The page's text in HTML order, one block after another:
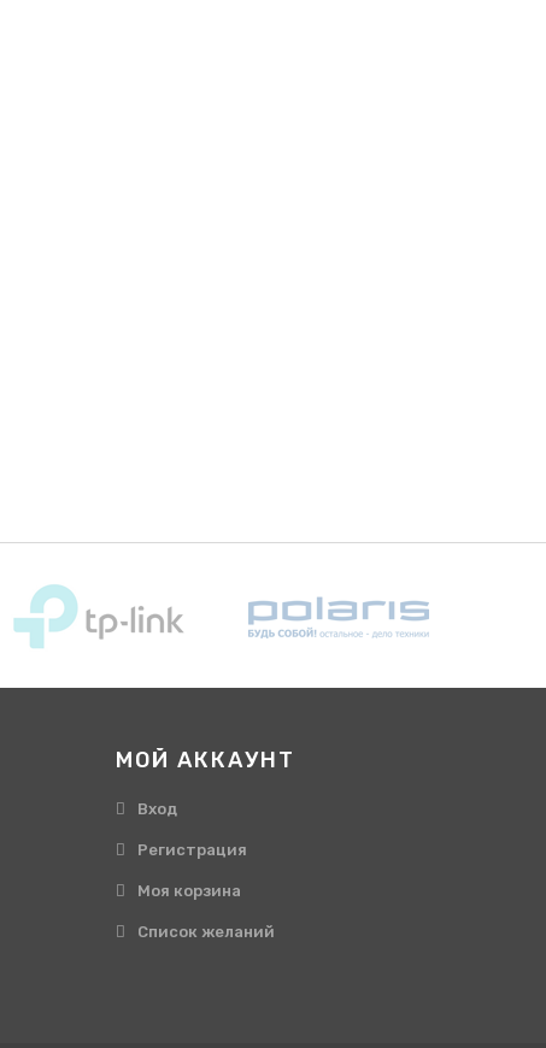
МОЙ АККАУНТ
Вход
Регистрация
Моя корзина
Cписок желаний